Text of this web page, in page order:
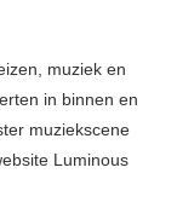
muziek en
in binnen en
muziekscene
Luminous